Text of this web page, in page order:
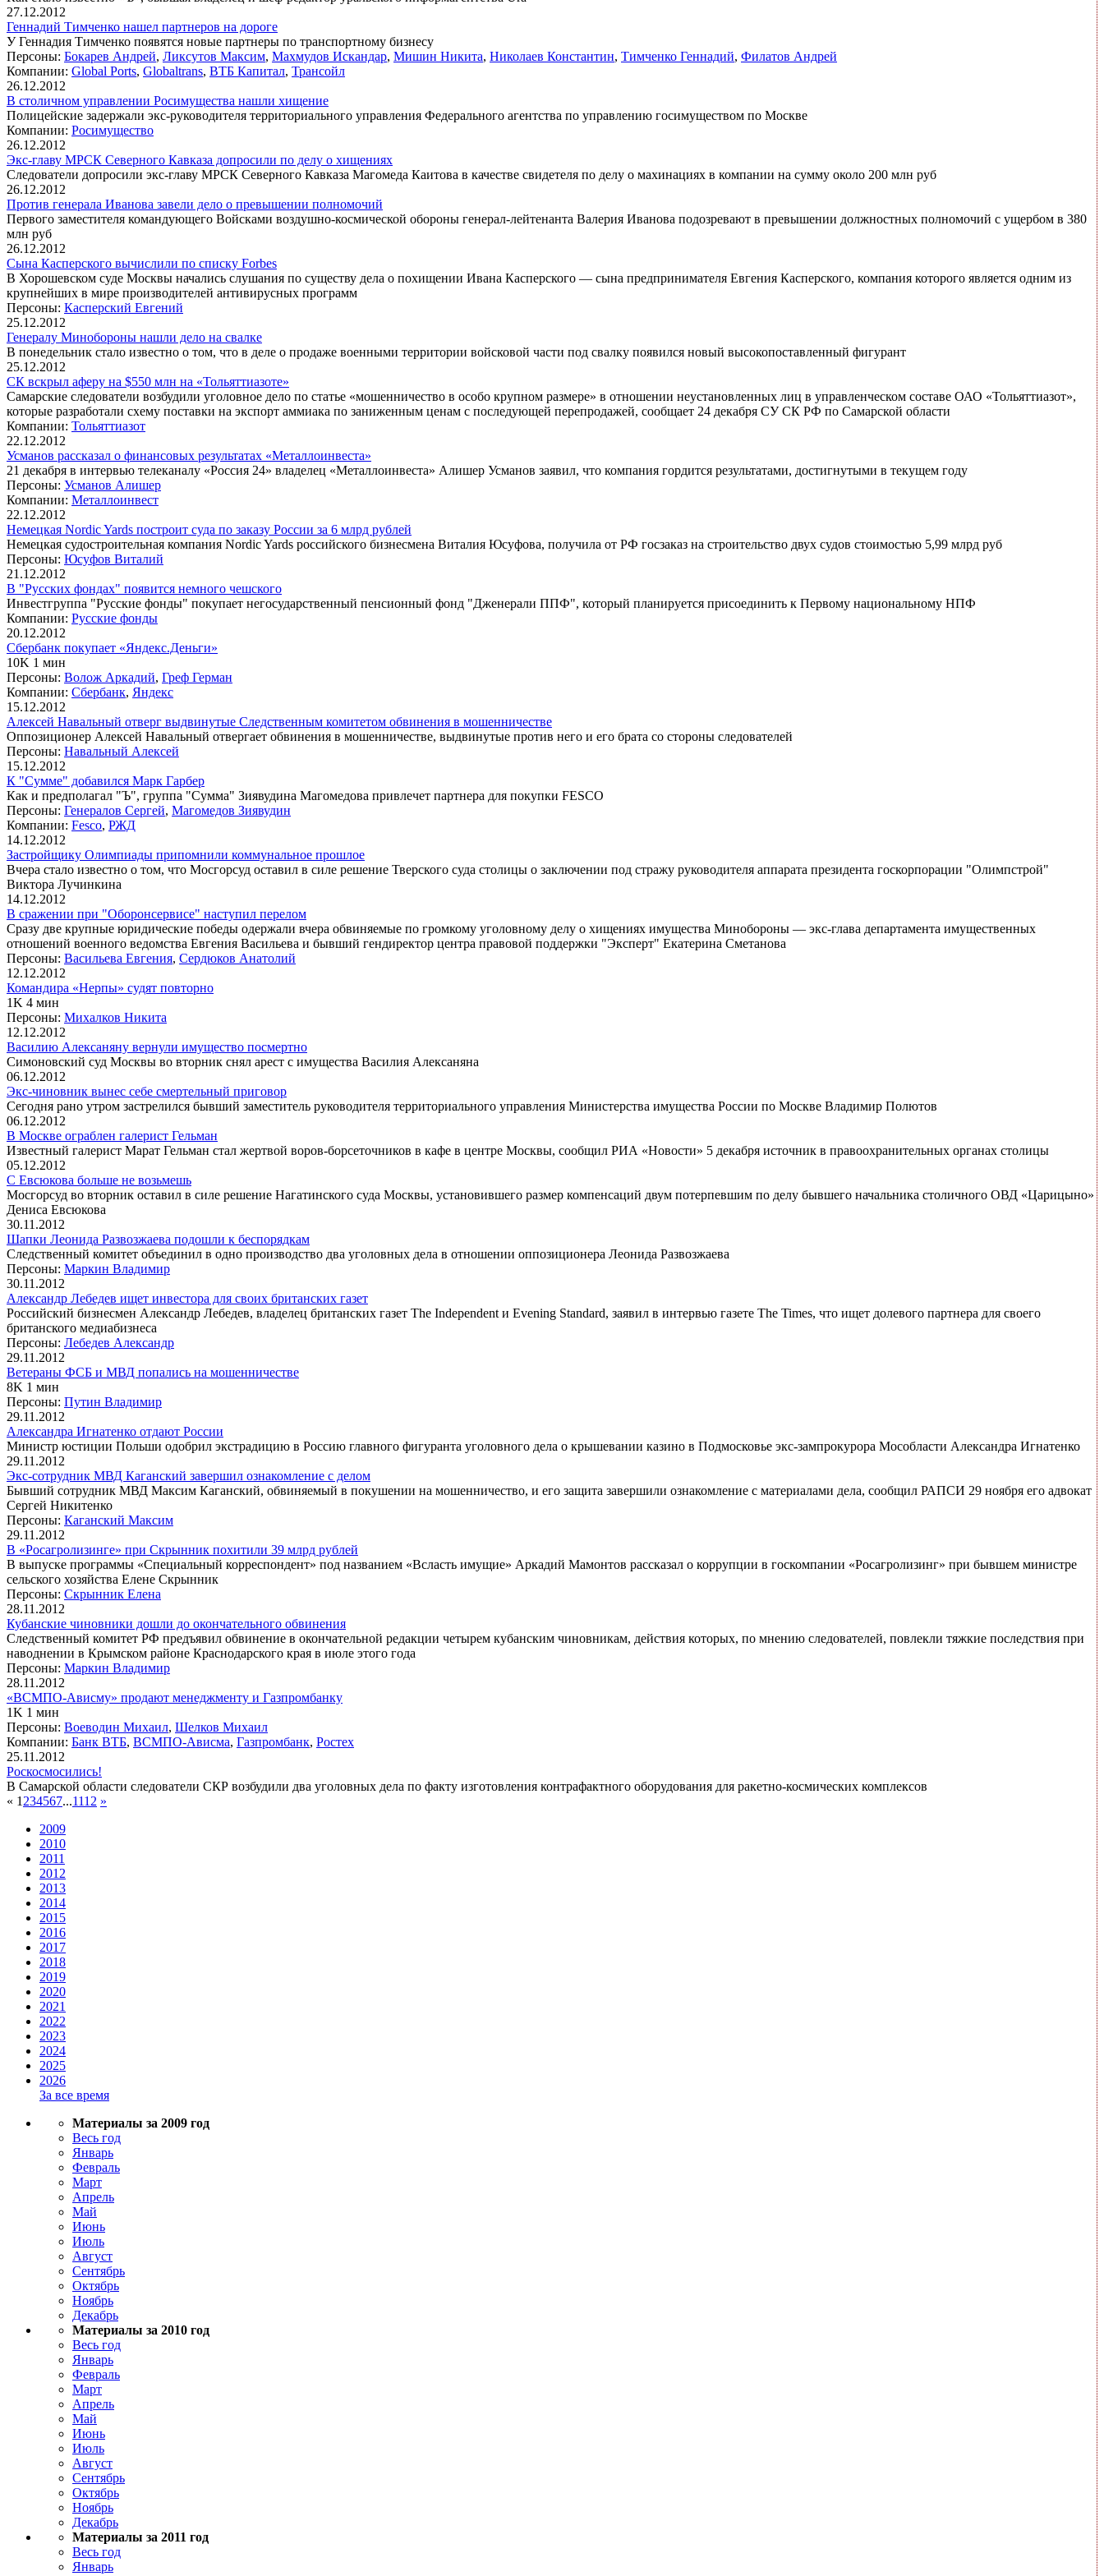
27.12.2012
Геннадий Тимченко нашел партнеров на дороге
У Геннадия Тимченко появятся новые партнеры по транспортному бизнесу
Персоны: Бокарев Андрей, Ликсутов Максим, Махмудов Искандар, Мишин Никита, Николаев Константин, Тимченко Геннадий, Филатов Андрей
Компании: Global Ports, Globaltrans, ВТБ Капитал, Трансойл
26.12.2012
В столичном управлении Росимущества нашли хищение
Полицейские задержали экс-руководителя территориального управления Федерального агентства по управлению госимуществом по Москве
Компании: Росимущество
26.12.2012
Экс-главу МРСК Северного Кавказа допросили по делу о хищениях
Следователи допросили экс-главу МРСК Северного Кавказа Магомеда Каитова в качестве свидетеля по делу о махинациях в компании на сумму около 200 млн руб
26.12.2012
Против генерала Иванова завели дело о превышении полномочий
Первого заместителя командующего Войсками воздушно-космической обороны генерал-лейтенанта Валерия Иванова подозревают в превышении должностных полномочий с ущербом в 380
млн руб
26.12.2012
Сына Касперского вычислили по списку Forbes
В Хорошевском суде Москвы начались слушания по существу дела о похищении Ивана Касперского — сына предпринимателя Евгения Касперского, компания которого является одним из
крупнейших в мире производителей антивирусных программ
Персоны: Касперский Евгений
25.12.2012
Генералу Минобороны нашли дело на свалке
В понедельник стало известно о том, что в деле о продаже военными территории войсковой части под свалку появился новый высокопоставленный фигурант
25.12.2012
СК вскрыл аферу на $550 млн на «Тольяттиазоте»
Самарские следователи возбудили уголовное дело по статье «мошенничество в особо крупном размере» в отношении неустановленных лиц в управленческом составе ОАО «Тольяттиазот»,
которые разработали схему поставки на экспорт аммиака по заниженным ценам с последующей перепродажей, сообщает 24 декабря СУ СК РФ по Самарской области
Компании: Тольяттиазот
22.12.2012
Усманов рассказал о финансовых результатах «Металлоинвеста»
21 декабря в интервью телеканалу «Россия 24» владелец «Металлоинвеста» Алишер Усманов заявил, что компания гордится результатами, достигнутыми в текущем году
Персоны: Усманов Алишер
Компании: Металлоинвест
22.12.2012
Немецкая Nordic Yards построит суда по заказу России за 6 млрд рублей
Немецкая судостроительная компания Nordic Yards российского бизнесмена Виталия Юсуфова, получила от РФ госзаказ на строительство двух судов стоимостью 5,99 млрд руб
Персоны: Юсуфов Виталий
21.12.2012
В "Русских фондах" появится немного чешского
Инвестгруппа "Русские фонды" покупает негосударственный пенсионный фонд "Дженерали ППФ", который планируется присоединить к Первому национальному НПФ
Компании: Русские фонды
20.12.2012
Сбербанк покупает «Яндекс.Деньги»
10K 1 мин
Персоны: Волож Аркадий, Греф Герман
Компании: Сбербанк, Яндекс
15.12.2012
Алексей Навальный отверг выдвинутые Следственным комитетом обвинения в мошенничестве
Оппозиционер Алексей Навальный отвергает обвинения в мошенничестве, выдвинутые против него и его брата со стороны следователей
Персоны: Навальный Алексей
15.12.2012
К "Сумме" добавился Марк Гарбер
Как и предполагал "Ъ", группа "Сумма" Зиявудина Магомедова привлечет партнера для покупки FESCO
Персоны: Генералов Сергей, Магомедов Зиявудин
Компании: Fesco, РЖД
14.12.2012
Застройщику Олимпиады припомнили коммунальное прошлое
Вчера стало известно о том, что Мосгорсуд оставил в силе решение Тверского суда столицы о заключении под стражу руководителя аппарата президента госкорпорации "Олимпстрой"
Виктора Лучинкина
14.12.2012
В сражении при "Оборонсервисе" наступил перелом
Сразу две крупные юридические победы одержали вчера обвиняемые по громкому уголовному делу о хищениях имущества Минобороны — экс-глава департамента имущественных
отношений военного ведомства Евгения Васильева и бывший гендиректор центра правовой поддержки "Эксперт" Екатерина Сметанова
Персоны: Васильева Евгения, Сердюков Анатолий
12.12.2012
Командира «Нерпы» судят повторно
1K 4 мин
Персоны: Михалков Никита
12.12.2012
Василию Алексаняну вернули имущество посмертно
Симоновский суд Москвы во вторник снял арест с имущества Василия Алексаняна
06.12.2012
Экс-чиновник вынес себе смертельный приговор
Сегодня рано утром застрелился бывший заместитель руководителя территориального управления Министерства имущества России по Москве Владимир Полютов
06.12.2012
В Москве ограблен галерист Гельман
Известный галерист Марат Гельман стал жертвой воров-борсеточников в кафе в центре Москвы, сообщил РИА «Новости» 5 декабря источник в правоохранительных органах столицы
05.12.2012
С Евсюкова больше не возьмешь
Мосгорсуд во вторник оставил в силе решение Нагатинского суда Москвы, установившего размер компенсаций двум потерпевшим по делу бывшего начальника столичного ОВД «Царицыно»
Дениса Евсюкова
30.11.2012
Шапки Леонида Развозжаева подошли к беспорядкам
Следственный комитет объединил в одно производство два уголовных дела в отношении оппозиционера Леонида Развозжаева
Персоны: Маркин Владимир
30.11.2012
Александр Лебедев ищет инвестора для своих британских газет
Российский бизнесмен Александр Лебедев, владелец британских газет The Independent и Evening Standard, заявил в интервью газете The Times, что ищет долевого партнера для своего
британского медиабизнеса
Персоны: Лебедев Александр
29.11.2012
Ветераны ФСБ и МВД попались на мошенничестве
8K 1 мин
Персоны: Путин Владимир
29.11.2012
Александра Игнатенко отдают России
Министр юстиции Польши одобрил экстрадицию в Россию главного фигуранта уголовного дела о крышевании казино в Подмосковье экс-зампрокурора Мособласти Александра Игнатенко
29.11.2012
Экс-сотрудник МВД Каганский завершил ознакомление с делом
Бывший сотрудник МВД Максим Каганский, обвиняемый в покушении на мошенничество, и его защита завершили ознакомление с материалами дела, сообщил РАПСИ 29 ноября его адвокат
Сергей Никитенко
Персоны: Каганский Максим
29.11.2012
В «Росагролизинге» при Скрынник похитили 39 млрд рублей
В выпуске программы «Специальный корреспондент» под названием «Всласть имущие» Аркадий Мамонтов рассказал о коррупции в госкомпании «Росагролизинг» при бывшем министре
сельского хозяйства Елене Скрынник
Персоны: Скрынник Елена
28.11.2012
Кубанские чиновники дошли до окончательного обвинения
Следственный комитет РФ предъявил обвинение в окончательной редакции четырем кубанским чиновникам, действия которых, по мнению следователей, повлекли тяжкие последствия при
наводнении в Крымском районе Краснодарского края в июле этого года
Персоны: Маркин Владимир
28.11.2012
«ВСМПО-Ависму» продают менеджменту и Газпромбанку
1K 1 мин
Персоны: Воеводин Михаил, Шелков Михаил
Компании: Банк ВТБ, ВСМПО-Ависма, Газпромбанк, Ростех
25.11.2012
Роскосмосились!
В Самарской области следователи СКР возбудили два уголовных дела по факту изготовления контрафактного оборудования для ракетно-космических комплексов
« 1 234567...1112 »
2009
2010
2011
2012
2013
2014
2015
2016
2017
2018
2019
2020
2021
2022
2023
2024
2025
2026
За все время
Материалы за 2009 год
Весь год
Январь
Февраль
Март
Апрель
Май
Июнь
Июль
Август
Сентябрь
Октябрь
Ноябрь
Декабрь
Материалы за 2010 год
Весь год
Январь
Февраль
Март
Апрель
Май
Июнь
Июль
Август
Сентябрь
Октябрь
Ноябрь
Декабрь
Материалы за 2011 год
Весь год
Январь